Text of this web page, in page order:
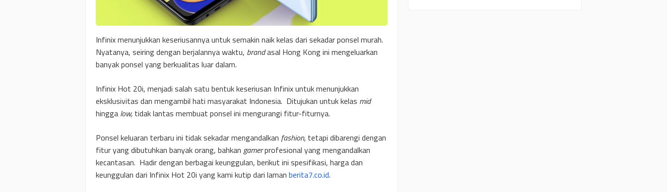
Infinix menunjukkan keseriusannya untuk semakin naik kelas dari sekadar ponsel murah.
Nyatanya, seiring dengan berjalannya waktu, brandasal Hong Kong ini mengeluarkan
banyak ponsel yang berkualitas luar dalam.
Infinix Hot 20i, menjadi salah satu bentuk keseriusan Infinix untuk menunjukkan
eksklusivitas dan mengambil hati masyarakat Indonesia. Ditujukan untuk kelas mid
hingga low, tidak lantas membuat ponsel ini mengurangi fitur-fiturnya.
Ponsel keluaran terbaru ini tidak sekadar mengandalkan fashion, tetapi dibarengi dengan
fitur yang dibutuhkan banyak orang, bahkan gamerprofesional yang mengandalkan
kecantasan. Hadir dengan berbagai keunggulan, berikut ini spesifikasi, harga dan
keunggulan dari Infinix Hot 20i yang kami kutip dari laman berita7.co.id.